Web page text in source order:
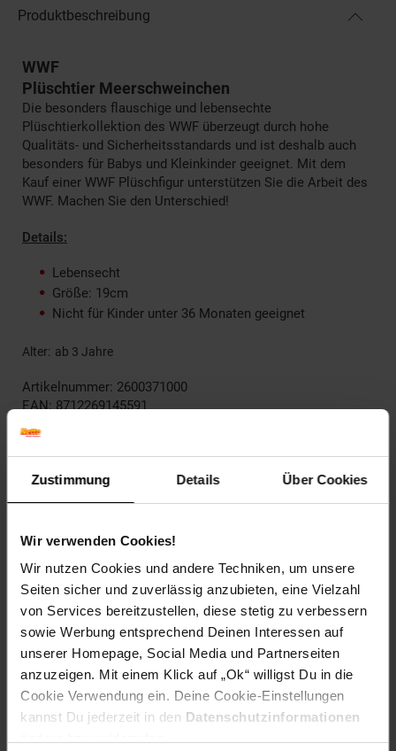
Zustimmung Details Über Cookies
Wir verwenden Cookies!
Wir nutzen Cookies und andere Techniken, um unsere
Seiten sicher und zuverlässig anzubieten, eine Vielzahl
von Services bereitzustellen, diese stetig zu verbessern
sowie Werbung entsprechend Deinen Interessen auf
unserer Homepage, Social Media und Partnerseiten
anzuzeigen. Mit einem Klick auf „Ok“ willigst Du in die
Cookie Verwendung ein. Deine Cookie-Einstellungen
kannst Du jederzeit in den Datenschutzinformationen
Produktbeschreibung
WWF
Plüschtier Meerschweinchen
Die besonders flauschige und lebensechte
Plüschtierkollektion des WWF überzeugt durch hohe
Qualitäts- und Sicherheitsstandards und ist deshalb auch
besonders für Babys und Kleinkinder geeignet. Mit dem
Kauf einer WWF Plüschfigur unterstützen Sie die Arbeit des
WWF. Machen Sie den Unterschied!
Details:
Lebensecht
Größe: 19cm
Nicht für Kinder unter 36 Monaten geeignet
Alter ab 3 Jahre
Artikelnummer: 2600371000
EAN: 8712269145591
Artikel gehört zur Kategorie:
Herstellerinformationen
Fußzeile
Weitere Online-Angebote
Netto Reisen TV-Shop Weinwelt